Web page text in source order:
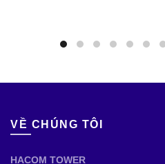
VỀ CHÚNG TÔI
HACOM TOWER